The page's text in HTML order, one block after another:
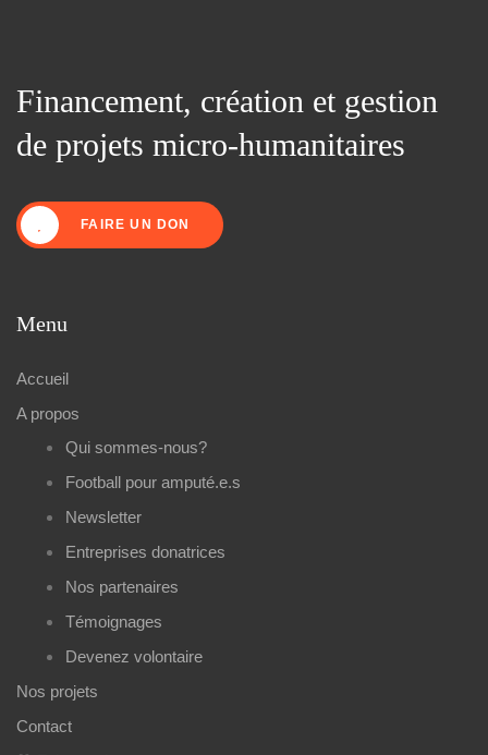
Financement, création et gestion
de projets micro-humanitaires
FAIRE UN DON
Menu
Accueil
A propos
Qui sommes-nous?
Football pour amputé.e.s
Newsletter
Entreprises donatrices
Nos partenaires
Témoignages
Devenez volontaire
Nos projets
Contact